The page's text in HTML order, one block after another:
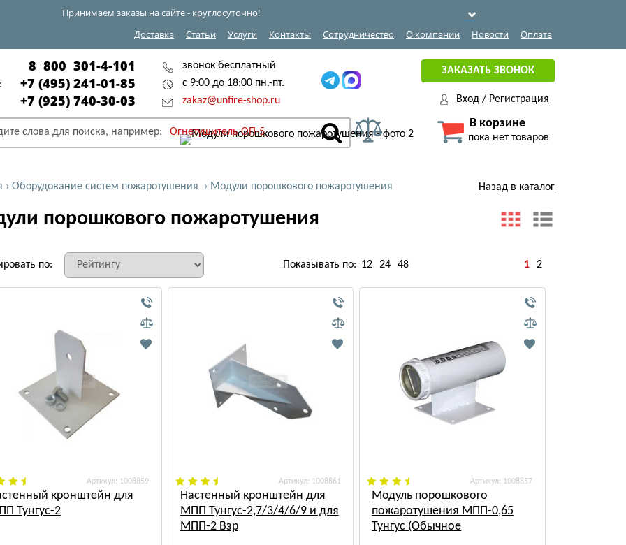
Принимаем заказы на сайте - круглосуточно!
Доставка
Статьи Услуги Контакты Сотрудничество О компании Новости Оплата
8 800 301-4-101
+7 (495) 241-01-85
+7 (925) 740-30-03
звонок бесплатный
с 9:00 до 18:00 пн.-пт.
zakaz@unfire-shop.ru
слова для поиска, например: Огнетушитель ОП-5
ЗАКАЗАТЬ ЗВОНОК
Вход / Регистрация
В корзине
пока нет товаров
› Оборудование систем пожаротушения › Модули порошкового пожаротушения
порошкового пожаротушения
Назад в каталог
по: Показывать по: 12 24 48 1 2
: 1008859
кронштейн для
Тунгус-2
: 1008861
Настенный кронштейн для
МПП Тунгус-2,7/3/4/6/9 и для
МПП-2 Взр
: 1008857
Модуль порошкового
пожаротушения МПП-0,65
Тунгус (Обычное